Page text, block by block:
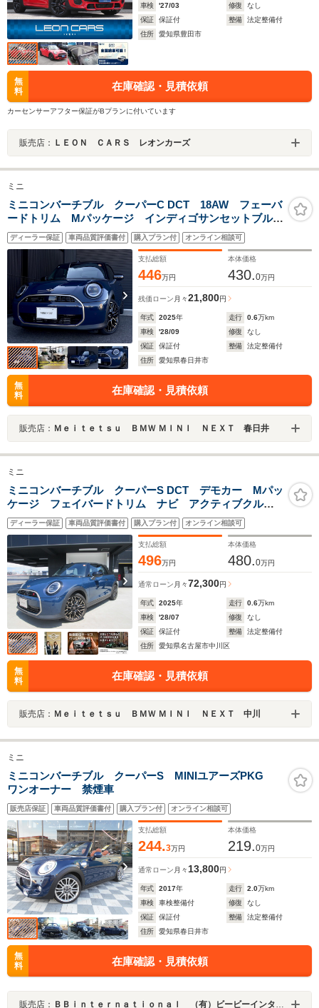
車検
'27/03 修復
なし
保証
保証付 整備
法定整備付
住所
愛知県豊田市
無
料
在庫確認・見積依頼
カーセンサーアフター保証がBプランに付いています
販売店： ＬＥＯＮ ＣＡＲＳ レオンカーズ
ミニ
ミニコンバーチブル クーパーC DCT 18AW フェーバ
ードトリム Mパッケージ インディゴサンセットブル
ー 純正ナビ アラウンドビュー ACC アダプティブ
LED ハンドルヒーター シートヒーター デモカー
禁煙 認定中古車
ディーラー保証 車両品質評価書付 購入プラン付 オンライン相談可
支払総額
446万円
本体価格
430.0万円
残価ローン 月々21,800円
年式 2025年 走行 0.6万km
車検
'28/09 修復
なし
保証
保証付 整備
法定整備付
住所
愛知県春日井市
無
料
在庫確認・見積依頼
販売店： Ｍｅｉｔｅｔｓｕ ＢＭＷ ＭＩＮＩ ＮＥＸＴ 春日井
ミニ
ミニコンバーチブル クーパーS DCT デモカー Mパッ
ケージ フェイバードトリム ナビ アクティブクルー
ズコントロール 電動シート ハーマンカードンスピー
カー 認定中古車
ディーラー保証 車両品質評価書付 購入プラン付 オンライン相談可
支払総額
496万円
本体価格
480.0万円
通常ローン 月々72,300円
年式 2025年 走行 0.6万km
車検
'28/07 修復
なし
保証
保証付 整備
法定整備付
住所
愛知県名古屋市中川区
無
料
在庫確認・見積依頼
販売店： Ｍｅｉｔｅｔｓｕ ＢＭＷ ＭＩＮＩ ＮＥＸＴ 中川
ミニ
ミニコンバーチブル クーパーS MINIユアーズPKG
ワンオーナー 禁煙車
販売店保証 車両品質評価書付 購入プラン付 オンライン相談可
支払総額
244.3万円
本体価格
219.0万円
通常ローン 月々 13,800円
年式 2017年 走行 2.0万km
車検
車検整備付 修復
なし
保証
保証付 整備
法定整備付
住所
愛知県春日井市
無
料
在庫確認・見積依頼
販売店： ＢＢｉｎｔｅｒｎａｔｉｏｎａｌ （有）ビービーインターナショナル